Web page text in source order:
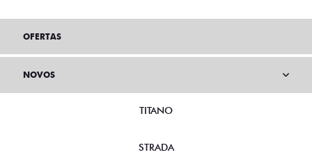
OFERTAS
NOVOS
TITANO
STRADA